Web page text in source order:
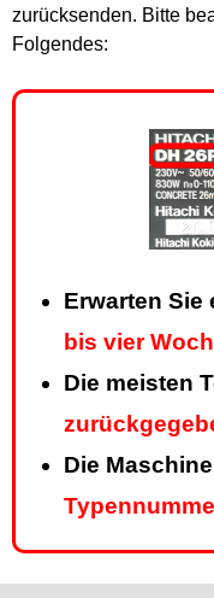
zurücksenden. Bitte
Folgendes:
Erwarten Sie
bis vier
Die meisten
Die